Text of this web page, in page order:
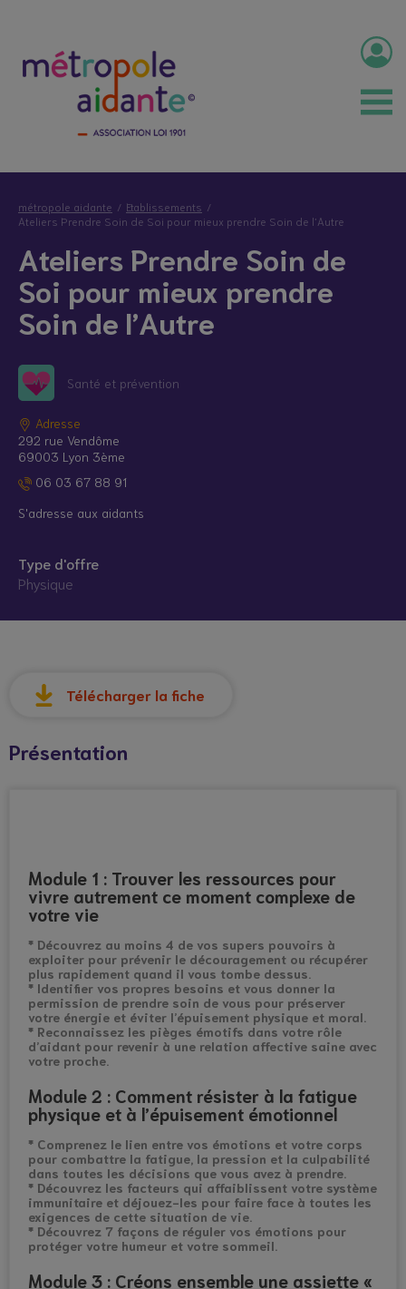
métropole aidante
Etablissements
Ateliers Prendre Soin de Soi pour mieux prendre Soin de l’Autre
Ateliers Prendre Soin de
Soi pour mieux prendre
Soin de l’Autre
Santé et prévention
Adresse
292 rue Vendôme
69003 Lyon 3ème
06 03 67 88 91
S'adresse aux aidants
Type d'offre
Physique
Télécharger la fiche
Présentation
Module 1 : Trouver les ressources pour
vivre autrement ce moment complexe de
votre vie
* Découvrez au moins 4 de vos supers pouvoirs à
exploiter pour prévenir le découragement ou récupérer
plus rapidement quand il vous tombe dessus.
* Identifier vos propres besoins et vous donner la
permission de prendre soin de vous pour préserver
votre énergie et éviter l’épuisement physique et moral.
* Reconnaissez les pièges émotifs dans votre rôle
d’aidant pour revenir à une relation affective saine avec
votre proche.
Module 2 : Comment résister à la fatigue
physique et à l’épuisement émotionnel
* Comprenez le lien entre vos émotions et votre corps
pour combattre la fatigue, la pression et la culpabilité
dans toutes les décisions que vous avez à prendre.
* Découvrez les facteurs qui affaiblissent votre système
immunitaire et déjouez-les pour faire face à toutes les
exigences de cette situation de vie.
* Découvrez 7 façons de réguler vos émotions pour
protéger votre humeur et votre sommeil.
Module 3 : Créons ensemble une assiette «